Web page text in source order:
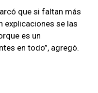
que si faltan más
explicaciones se las
es un
en todo”, agregó.